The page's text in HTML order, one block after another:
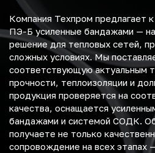
Компания Техпром предлагает
ПЭ-Б усиленные бандажами —
решение для тепловых сетей,
сложных условиях. Мы
соответствующую актуальным
прочности, теплоизоляции и
продукция проверяется на
качества, оснащается
бандажами и системой СОДК.
получаете не только
сопровождение на всех этапах